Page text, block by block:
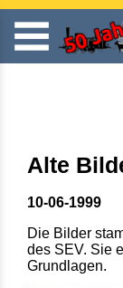
Alte
10-06-1999
Die Bilder
des SEV. Sie
Grundlagen.